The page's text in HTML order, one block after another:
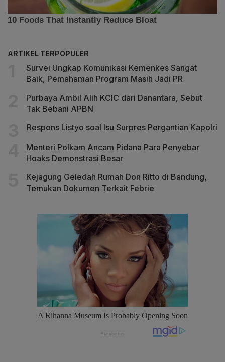
ARTIKEL TERPOPULER
Survei Ungkap Komunikasi Kemenkes Sangat
Baik, Pemahaman Program Masih Jadi PR
Purbaya Ambil Alih KCIC dari Danantara, Sebut
Tak Bebani APBN
Respons Listyo soal Isu Surpres Pergantian Kapolri
Menteri Polkam Ancam Pidana Para Penyebar
Hoaks Demonstrasi Besar
Kejagung Geledah Rumah Don Ritto di Bandung,
Temukan Dokumen Terkait Febrie